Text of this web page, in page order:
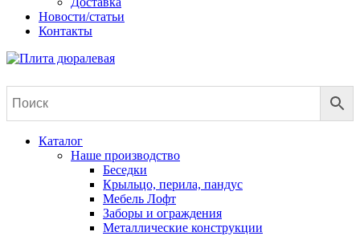
Новости/статьи
Контакты
Каталог
Наше производство
Беседки
Крыльцо, перила, пандус
Мебель Лофт
Заборы и ограждения
Металлические конструкции